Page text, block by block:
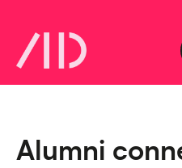
Alumni